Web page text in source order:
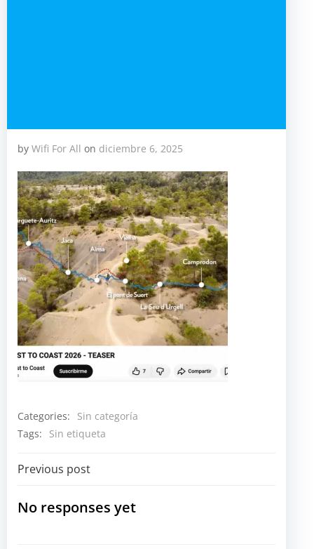
by Wifi For All on diciembre 6, 2025
Categories:
Sin categoría
Tags:
Sin etiqueta
Navegación
por
Previous post
No responses yet